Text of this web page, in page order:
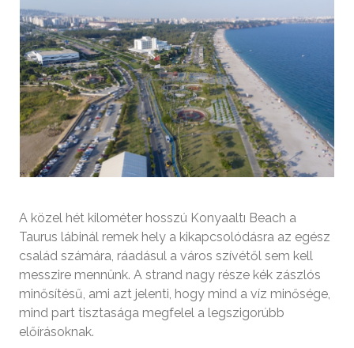
A közel hét kilométer hosszú Konyaaltı Beach a
Taurus lábinál remek hely a kikapcsolódásra az egész
család számára, ráadásul a város szívétől sem kell
messzire mennünk. A strand nagy része kék zászlós
minősítésű, ami azt jelenti, hogy mind a víz minősége,
mind part tisztasága megfelel a legszigorúbb
előírásoknak.